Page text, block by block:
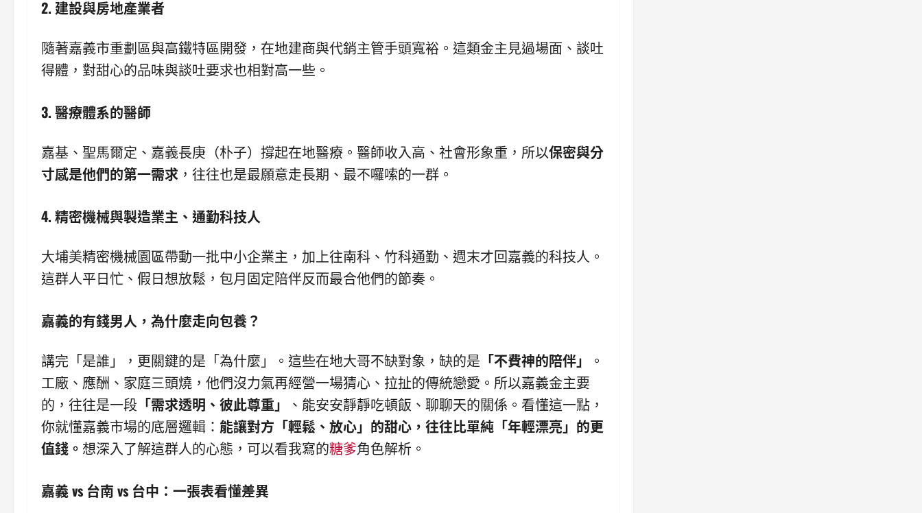
2. 建設與房地產業者
隨著嘉義市重劃區與高鐵特區開發，在地建商與代銷主管手頭寬裕。這類金主見過場面、談吐
得體，對甜心的品味與談吐要求也相對高一些。
3. 醫療體系的醫師
嘉基、聖馬爾定、嘉義長庚（朴子）撐起在地醫療。醫師收入高、社會形象重，所以保密與分
寸感是他們的第一需求 ，往往也是最願意走長期、最不囉嗦的一群。
4. 精密機械與製造業主、通勤科技人
大埔美精密機械園區帶動一批中小企業主，加上往南科、竹科通勤、週末才回嘉義的科技人。
這群人平日忙、假日想放鬆，包月固定陪伴反而最合他們的節奏。
嘉義的有錢男人，為什麼走向包養？
講完「是誰」，更關鍵的是「為什麼」。這些在地大哥不缺對象，缺的是 「不費神的陪伴」
。
工廠、應酬、家庭三頭燒，他們沒力氣再經營一場猜心、拉扯的傳統戀愛。所以嘉義金主要
的，往往是一段 「需求透明、彼此尊重」
、能安安靜靜吃頓飯、聊聊天的關係。看懂這一點，
你就懂嘉義市場的底層邏輯： 能讓對方「輕鬆、放心」的甜心，往往比單純「年輕漂亮」的更
值錢。 想深入了解這群人的心態，可以看我寫的糖爹角色解析。
嘉義 vs 台南 vs 台中：一張表看懂差異